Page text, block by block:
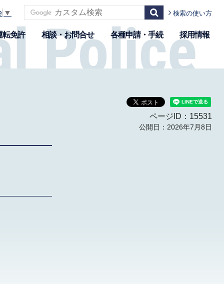
▼ 検索の使い方
転免許 相談・お問合せ 各種申請・手続 採用情報
ページID：15531
公開日：2026年7月8日